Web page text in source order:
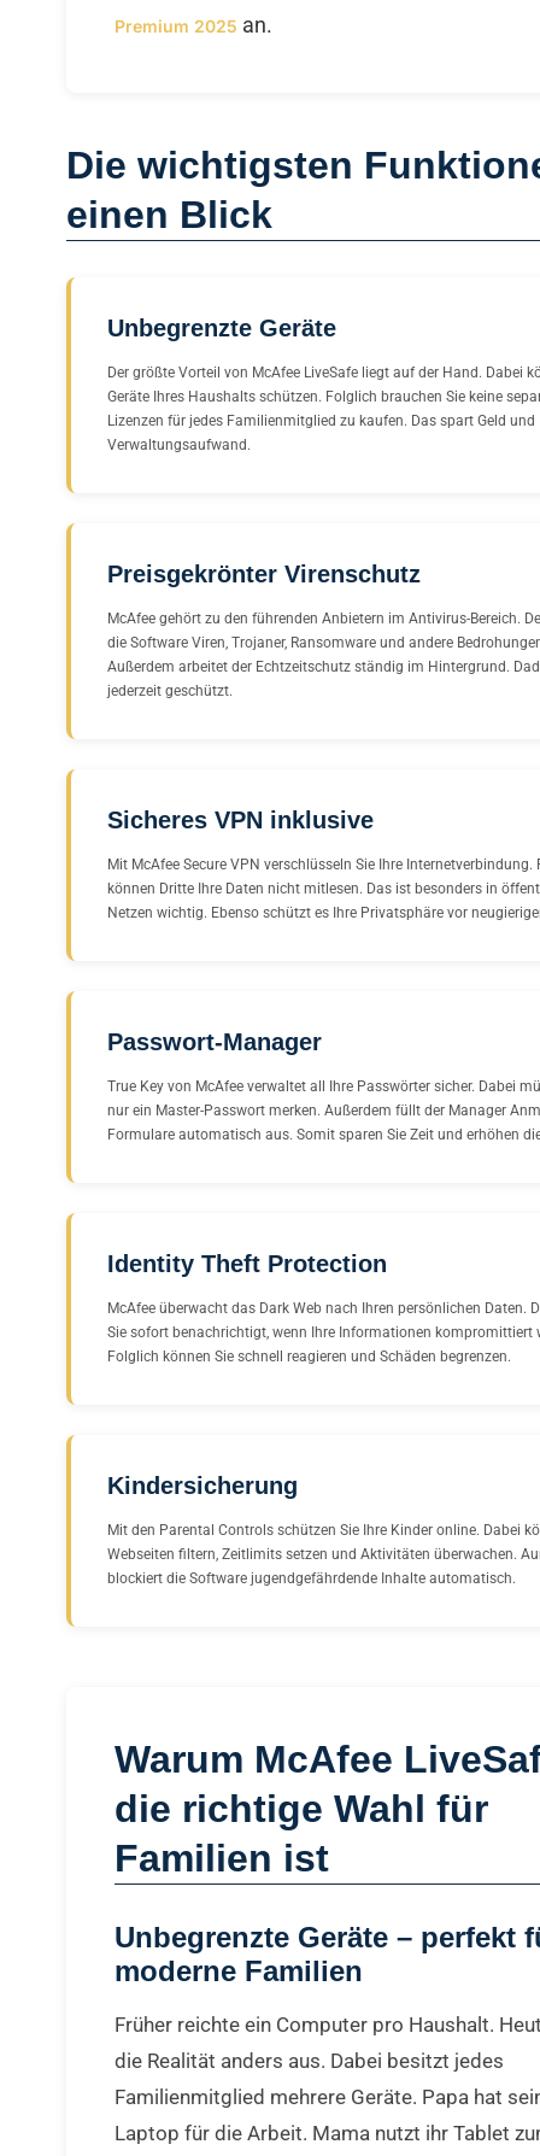
Premium 2025 an.
Die wichtigsten
einen Blick
Unbegrenzte Geräte
Der größte Vorteil von McAfee LiveSafe liegt auf der Hand. Dabei
Geräte Ihres Haushalts schützen. Folglich brauchen Sie keine
Lizenzen für jedes Familienmitglied zu kaufen. Das spart Geld und
Verwaltungsaufwand.
Preisgekrönter Virenschutz
McAfee gehört zu den führenden Anbietern im Antivirus-Bereich.
die Software Viren, Trojaner, Ransomware und andere
Außerdem arbeitet der Echtzeitschutz ständig im Hintergrund.
jederzeit geschützt.
Sicheres VPN inklusive
Mit McAfee Secure VPN verschlüsseln Sie Ihre Internetverbindung.
können Dritte Ihre Daten nicht mitlesen. Das ist besonders in
Netzen wichtig. Ebenso schützt es Ihre Privatsphäre vor
Passwort-Manager
True Key von McAfee verwaltet all Ihre Passwörter sicher. Dabei
nur ein Master-Passwort merken. Außerdem füllt der Manager
Formulare automatisch aus. Somit sparen Sie Zeit und erhöhen
Identity Theft Protection
McAfee überwacht das Dark Web nach Ihren persönlichen Daten.
Sie sofort benachrichtigt, wenn Ihre Informationen kompromittiert
Folglich können Sie schnell reagieren und Schäden begrenzen.
Kindersicherung
Mit den Parental Controls schützen Sie Ihre Kinder online. Dabei
Webseiten filtern, Zeitlimits setzen und Aktivitäten überwachen.
blockiert die Software jugendgefährdende Inhalte automatisch.
Warum McAfee
die richtige Wahl für
Familien ist
Unbegrenzte Geräte – perfekt
moderne Familien
Früher reichte ein Computer pro Haushalt.
die Realität anders aus. Dabei besitzt jedes
Familienmitglied mehrere Geräte. Papa hat
Laptop für die Arbeit. Mama nutzt ihr Tablet